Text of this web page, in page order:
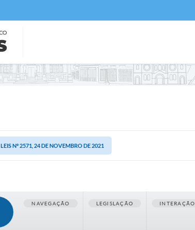
LEIS Nº 2571, 24 DE NOVEMBRO DE 2021
NAVEGAÇÃO LEGISLAÇÃO INTERAÇÃO